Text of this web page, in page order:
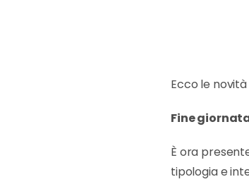
Ecco le
Fine
È ora
tipologia e